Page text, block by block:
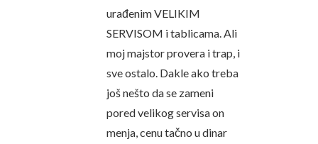
urađenim VELIKIM
SERVISOM i tablicama. Ali
moj majstor provera i trap, i
sve ostalo. Dakle ako treba
još nešto da se zameni
pored velikog servisa on
menja, cenu tačno u dinar